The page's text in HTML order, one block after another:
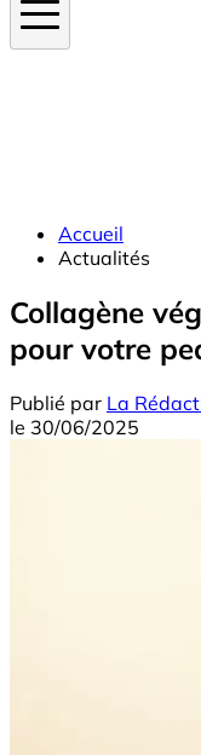
Accueil
Actualités
Collagène
pour votre
Publié par La
le 30/06/2025